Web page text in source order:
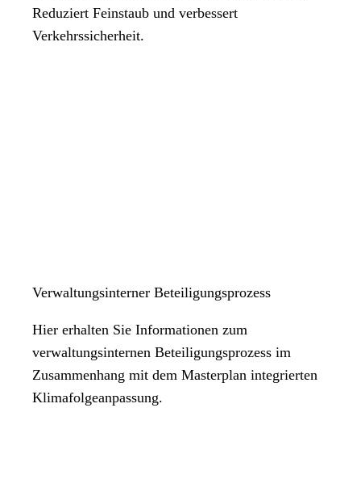
Reduziert Feinstaub und verbessert
Verkehrssicherheit.
Verwaltungsinterner Beteiligungsprozess
Hier erhalten Sie Informationen zum
verwaltungsinternen Beteiligungsprozess im
Zusammenhang mit dem Masterplan integrierten
Klimafolgeanpassung.